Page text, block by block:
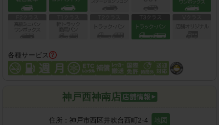
各種サービス
神戸西神南店
住所： 神戸市西区井吹台西町2-4 地図